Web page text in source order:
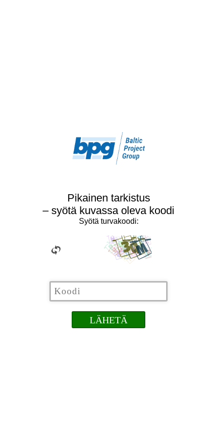
Pikainen tarkistus
– syötä kuvassa oleva koodi
Syötä turvakoodi: